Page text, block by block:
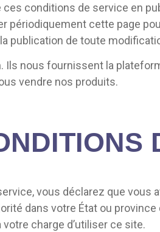
conditions de service en
périodiquement cette page
la publication de toute
Ils nous fournissent la
vendre nos produits.
vous déclarez que vous
dans votre État ou
charge d’utiliser ce site.